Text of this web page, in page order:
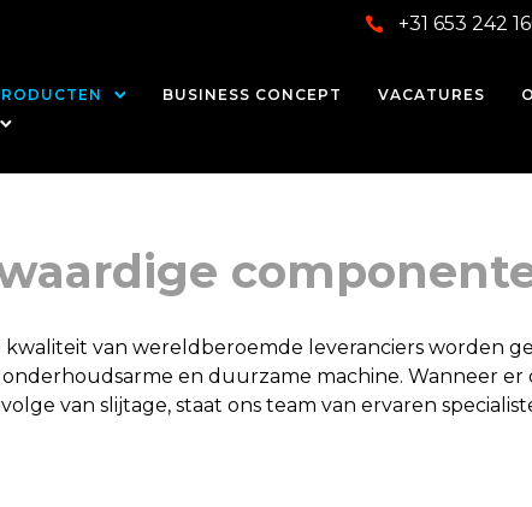
+31 653 242
BUSINESS CONCEPT VACATURES
van wereldberoemde leveranciers worden
en duurzame machine. Wanneer
van slijtage, staat ons team van ervaren